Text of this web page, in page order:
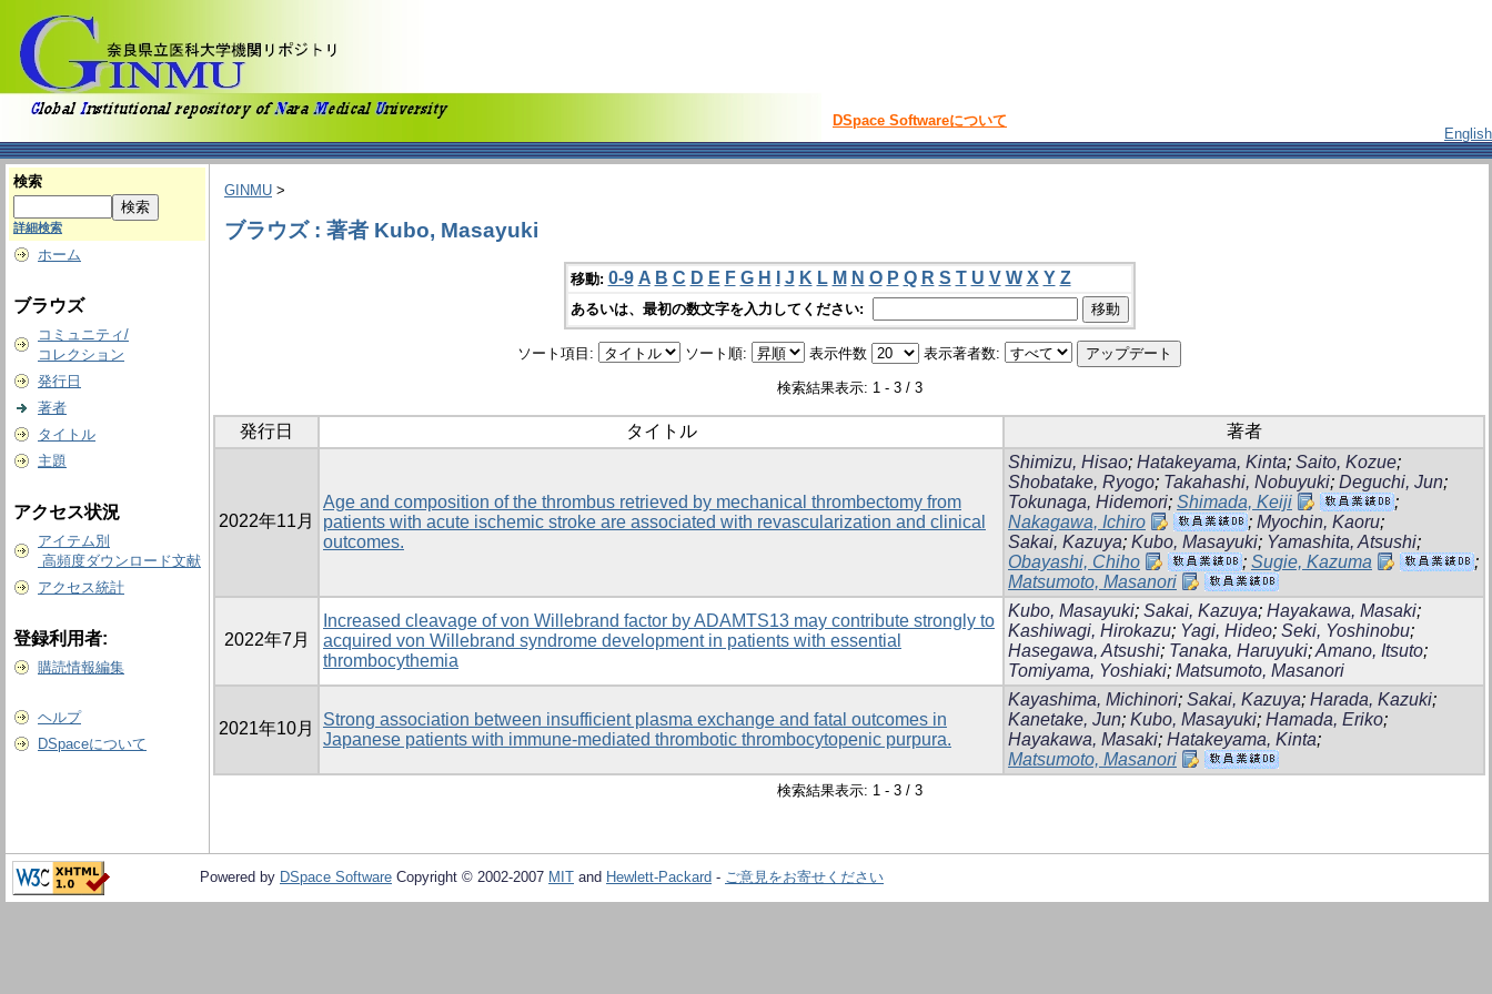
DSpace Softwareについて
English
検索
詳細検索
ホーム
ブラウズ
コミュニティ/
コレクション
発行日
著者
タイトル
主題
アクセス状況
アイテム別
高頻度ダウンロード文献
アクセス統計
登録利用者:
購読情報編集
ヘルプ
DSpaceについて
GINMU >
ブラウズ : 著者 Kubo, Masayuki
移動: 0-9 A B C D E F G H J K L M N O P Q R S T U V W X Y Z
あるいは、最初の数文字を入力してください:
ソート項目: ソート順: 表示件数 表示著者数:
検索結果表示: 1 - 3 / 3
発行日 タイトル 著者
2022年11月
Age and composition of the thrombus retrieved by mechanical thrombectomy from
patients with acute ischemic stroke are associated with revascularization and clinical
outcomes.
Shimizu, Hisao; Hatakeyama, Kinta; Saito, Kozue;
Shobatake, Ryogo; Takahashi, Nobuyuki; Deguchi, Jun;
Tokunaga, Hidemori; Shimada, Keiji
;
Nakagawa, Ichiro
; Myochin, Kaoru;
Sakai, Kazuya; Kubo, Masayuki; Yamashita, Atsushi;
Obayashi, Chiho
; Sugie, Kazuma
;
Matsumoto, Masanori
2022年7月
Increased cleavage of von Willebrand factor by ADAMTS13 may contribute strongly to
acquired von Willebrand syndrome development in patients with essential
thrombocythemia
Kubo, Masayuki; Sakai, Kazuya; Hayakawa, Masaki;
Kashiwagi, Hirokazu; Yagi, Hideo; Seki, Yoshinobu;
Hasegawa, Atsushi; Tanaka, Haruyuki;Amano, Itsuto;
Tomiyama, Yoshiaki; Matsumoto, Masanori
2021年10月
Strong association between insufficient plasma exchange and fatal outcomes in
Japanese patients with immune-mediated thrombotic thrombocytopenic purpura.
Kayashima, Michinori; Sakai, Kazuya; Harada, Kazuki;
Kanetake, Jun; Kubo, Masayuki; Hamada, Eriko;
Hayakawa, Masaki; Hatakeyama, Kinta;
Matsumoto, Masanori
検索結果表示: 1 - 3 / 3
Powered by DSpace Software Copyright © 2002-2007 MIT and Hewlett-Packard - ご意見をお寄せください